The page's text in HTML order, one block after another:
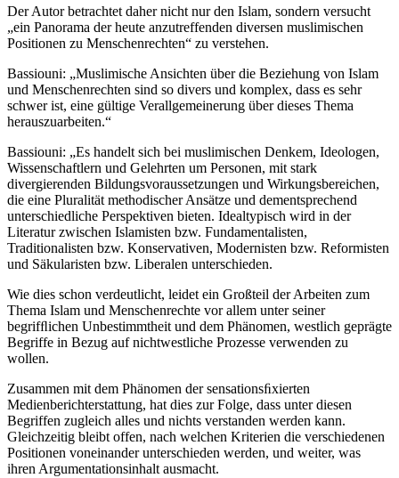
Der Autor betrachtet daher nicht nur den Islam, sondern versucht
„ein Panorama der heute anzutreffenden diversen muslimischen
Positionen zu Menschenrechten“ zu verstehen.
Bassiouni: „Muslimische Ansichten über die Beziehung von Islam
und Menschenrechten sind so divers und komplex, dass es sehr
schwer ist, eine gültige Verallgemeinerung über dieses Thema
herauszuarbeiten.“
Bassiouni: „Es handelt sich bei muslimischen Denkem, Ideologen,
Wissenschaftlern und Gelehrten um Personen, mit stark
divergierenden Bildungsvoraussetzungen und Wirkungsbereichen,
die eine Pluralität methodischer Ansätze und dementsprechend
unterschiedliche Perspektiven bieten. Idealtypisch wird in der
Literatur zwischen Islamisten bzw. Fundamentalisten,
Traditionalisten bzw. Konservativen, Modernisten bzw. Reformisten
und Säkularisten bzw. Liberalen unterschieden.
Wie dies schon verdeutlicht, leidet ein Großteil der Arbeiten zum
Thema Islam und Menschenrechte vor allem unter seiner
begrifﬂichen Unbestimmtheit und dem Phänomen, westlich geprägte
Begriffe in Bezug auf nichtwestliche Prozesse verwenden zu
wollen.
Zusammen mit dem Phänomen der sensationsﬁxierten
Medienberichterstattung, hat dies zur Folge, dass unter diesen
Begriffen zugleich alles und nichts verstanden werden kann.
Gleichzeitig bleibt offen, nach welchen Kriterien die verschiedenen
Positionen voneinander unterschieden werden, und weiter, was
ihren Argumentationsinhalt ausmacht.